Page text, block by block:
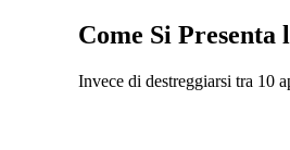
Come Si
Invece di destreggiarsi tra 10